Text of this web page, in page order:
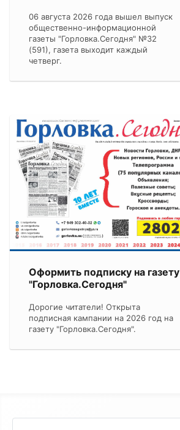
06 августа 2026 года вышел выпуск
общественно-информационной
газеты "Горловка.Сегодня" №32
(591), газета выходит каждый
четверг.
Оформить подписку на газету
"Горловка.Сегодня"
Дорогие читатели! Открыта
подписная кампании на 2026 год на
газету "Горловка.Сегодня".